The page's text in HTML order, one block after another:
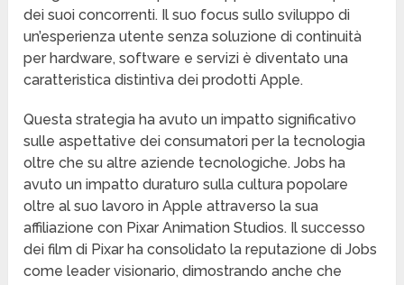
dei suoi concorrenti. Il suo focus sullo sviluppo di
un’esperienza utente senza soluzione di continuità
per hardware, software e servizi è diventato una
caratteristica distintiva dei prodotti Apple.
Questa strategia ha avuto un impatto significativo
sulle aspettative dei consumatori per la tecnologia
oltre che su altre aziende tecnologiche. Jobs ha
avuto un impatto duraturo sulla cultura popolare
oltre al suo lavoro in Apple attraverso la sua
affiliazione con Pixar Animation Studios. Il successo
dei film di Pixar ha consolidato la reputazione di Jobs
come leader visionario, dimostrando anche che